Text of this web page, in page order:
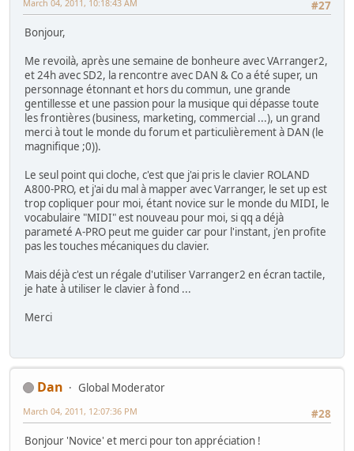
#27
March 04, 2011, 10:18:43 AM
Bonjour,
Me revoilà, après une semaine de bonheure avec VArranger2,
et 24h avec SD2, la rencontre avec DAN & Co a été super, un
personnage étonnant et hors du commun, une grande
gentillesse et une passion pour la musique qui dépasse toute
les frontières (business, marketing, commercial ...), un grand
merci à tout le monde du forum et particulièrement à DAN (le
magnifique ;0)).
Le seul point qui cloche, c'est que j'ai pris le clavier ROLAND
A800-PRO, et j'ai du mal à mapper avec Varranger, le set up est
trop copliquer pour moi, étant novice sur le monde du MIDI, le
vocabulaire "MIDI" est nouveau pour moi, si qq a déjà
parameté A-PRO peut me guider car pour l'instant, j'en profite
pas les touches mécaniques du clavier.
Mais déjà c'est un régale d'utiliser Varranger2 en écran tactile,
je hate à utiliser le clavier à fond ...
Merci
Dan
Global Moderator
#28
March 04, 2011, 12:07:36 PM
Bonjour 'Novice' et merci pour ton appréciation !